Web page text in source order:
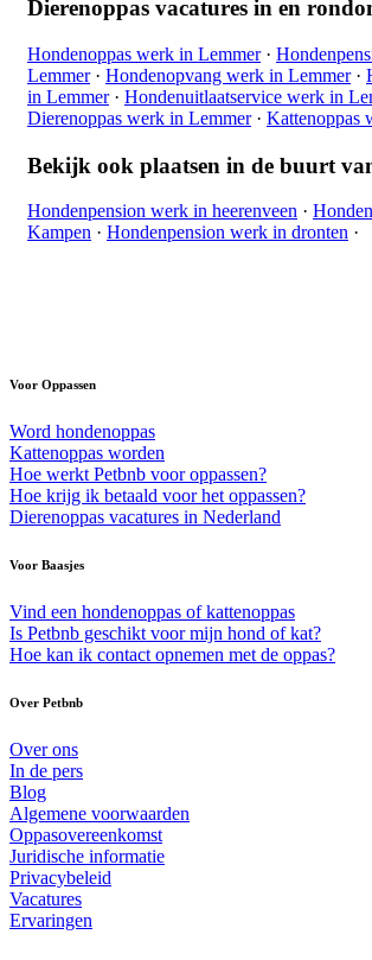
Dierenoppas vacatures in en
Hondenoppas werk in Lemmer·
Lemmer· Hondenopvang werk in Lemmer·
in Lemmer· Hondenuitlaatservice werk in
Dierenoppas werk in Lemmer· Kattenoppas
Bekijk ook plaatsen in de buurt
Hondenpension werk in heerenveen ·
Kampen · Hondenpension werk in dronten ·
Voor Oppassen
Word hondenoppas
Kattenoppas worden
Hoe werkt Petbnb voor oppassen?
Hoe krijg ik betaald voor het oppassen?
Dierenoppas vacatures in Nederland
Voor Baasjes
Vind een hondenoppas of kattenoppas
Is Petbnb geschikt voor mijn hond of kat?
Hoe kan ik contact opnemen met de oppas?
Over Petbnb
Over ons
In de pers
Blog
Algemene voorwaarden
Oppasovereenkomst
Juridische informatie
Privacybeleid
Vacatures
Ervaringen